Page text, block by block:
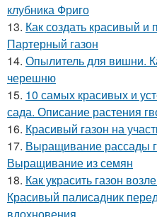
клубника Фриго
13. Как создать красивый и
Партерный газон
14. Опылитель для вишни.
черешню
15. 10 самых красивых и
сада. Описание растения
16. Красивый газон на
17. Выращивание рассады
Выращивание из семян
18. Как украсить газон
Красивый палисадник